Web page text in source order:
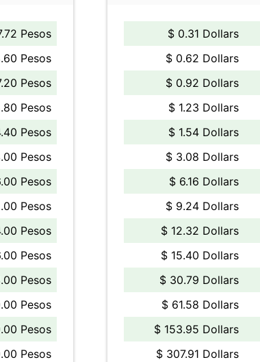
Pesos
Pesos
Pesos
Pesos
Pesos
Pesos
Pesos
Pesos
Pesos
Pesos
Pesos
Pesos
Pesos
Pesos
$ 0.31 Dollars
$ 0.62 Dollars
$ 0.92 Dollars
$ 1.23 Dollars
$ 1.54 Dollars
$ 3.08 Dollars
$ 6.16 Dollars
$ 9.24 Dollars
$ 12.32 Dollars
$ 15.40 Dollars
$ 30.79 Dollars
$ 61.58 Dollars
$ 153.95 Dollars
$ 307.91 Dollars